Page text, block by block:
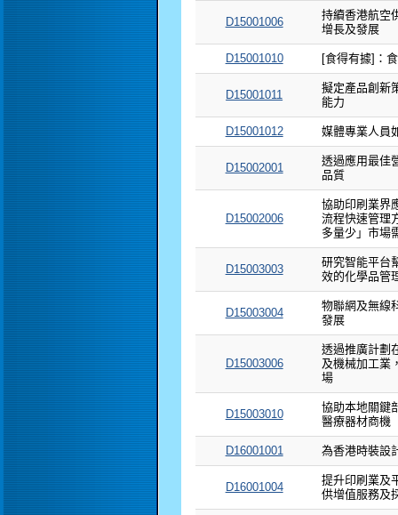
D15001006
持續香港航空
增長及發展
D15001010 [食得有據]：
D15001011
擬定產品創新
能力
D15001012 媒體專業人員
D15002001
透過應用最佳
品質
D15002006
協助印刷業界
流程快速管理
多量少」市場
D15003003
研究智能平台
效的化學品管
D15003004
物聯網及無線
發展
D15003006
透過推廣計劃
及機械加工業
場
D15003010
協助本地關鍵
醫療器材商機
D16001001 為香港時裝設
D16001004
提升印刷業及
供增值服務及